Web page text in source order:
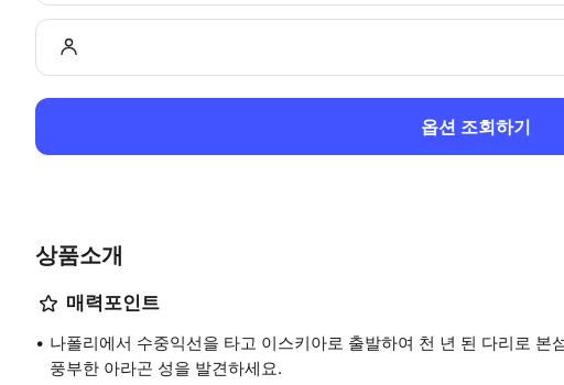
옵션 조회하기
상품소개
매력포인트
나폴리에서 수중익선을 타고 이스키아로 출발하여 천 년 된 다리로 본
풍부한 아라곤 성을 발견하세요.